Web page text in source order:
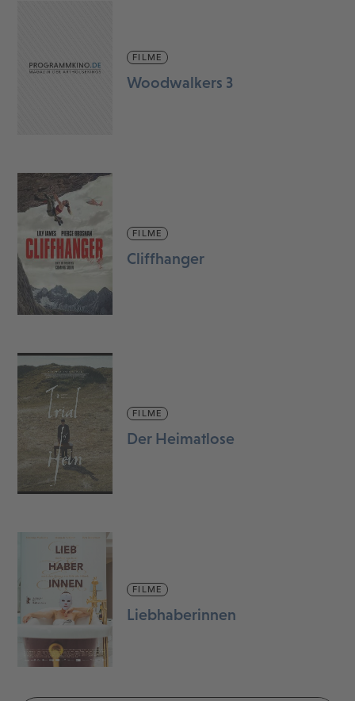
FILME
Woodwalkers 3
FILME
Cliffhanger
FILME
Der Heimatlose
FILME
Liebhaberinnen